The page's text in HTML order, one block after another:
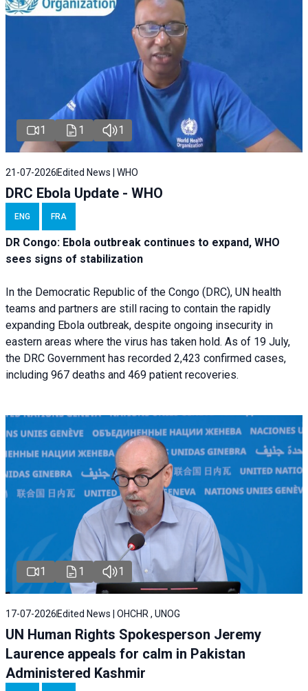
1 1 1
21-07-2026 Edited News | WHO
DRC Ebola Update - WHO
ENG FRA
DR Congo: Ebola outbreak continues to expand, WHO
sees signs of stabilization
In the Democratic Republic of the Congo (DRC), UN health
teams and partners are still racing to contain the rapidly
expanding Ebola outbreak, despite ongoing insecurity in
eastern areas where the virus has taken hold. As of 19 July,
the DRC Government has recorded 2,423 confirmed cases,
including 967 deaths and 469 patient recoveries.
1 1 1
17-07-2026 Edited News | OHCHR , UNOG
UN Human Rights Spokesperson Jeremy
Laurence appeals for calm in Pakistan
Administered Kashmir